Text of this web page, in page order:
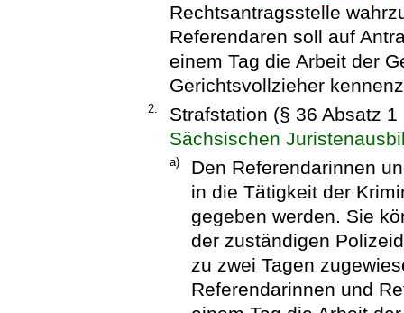
Rechtsantragsstelle
Referendaren soll auf
einem Tag die Arbeit der
Gerichtsvollzieher
2.
Strafstation (§ 36 Absatz
Sächsischen
a)
Den Referendarinnen
in die Tätigkeit der
gegeben werden. Sie
der zuständigen
zu zwei Tagen
Referendarinnen und